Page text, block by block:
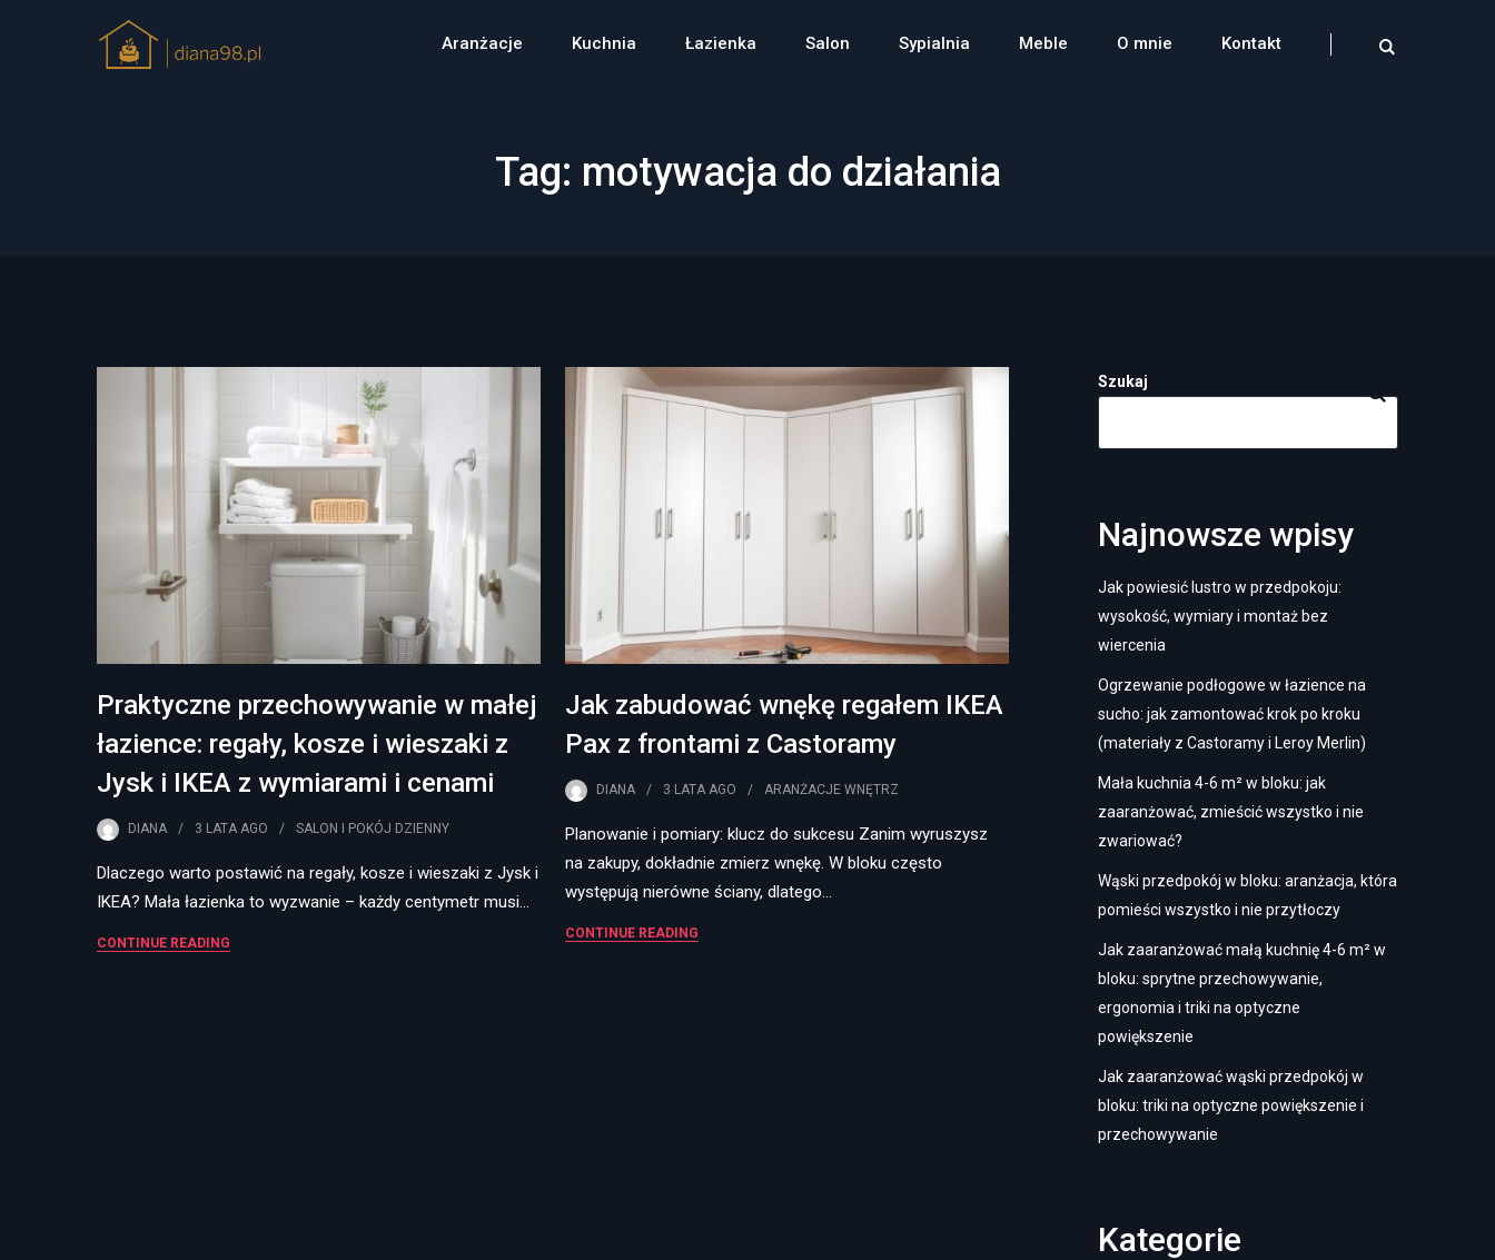
Aranżacje Kuchnia Łazienka Salon Sypialnia Meble O mnie Kontakt
Tag: motywacja do działania
Praktyczne przechowywanie w małej
łazience: regały, kosze i wieszaki z
Jysk i IKEA z wymiarami i cenami
DIANA 3 LATA AGO SALON I POKÓJ DZIENNY
Dlaczego warto postawić na regały, kosze i wieszaki z Jysk i
IKEA? Mała łazienka to wyzwanie – każdy centymetr musi…
CONTINUE READING
Jak zabudować wnękę regałem IKEA
Pax z frontami z Castoramy
DIANA 3 LATAAGO ARANŻACJE WNĘTRZ
Planowanie i pomiary: klucz do sukcesu Zanim wyruszysz
na zakupy, dokładnie zmierz wnękę. W bloku często
występują nierówne ściany, dlatego…
CONTINUE READING
Szukaj
Najnowsze wpisy
Jak powiesić lustro w przedpokoju:
wysokość, wymiary i montaż bez
wiercenia
Ogrzewanie podłogowe w łazience na
sucho: jak zamontować krok po kroku
(materiały z Castoramy i Leroy Merlin)
Mała kuchnia 4-6 m² w bloku: jak
zaaranżować, zmieścić wszystko i nie
zwariować?
Wąski przedpokój w bloku: aranżacja, która
pomieści wszystko i nie przytłoczy
Jak zaaranżować małą kuchnię 4-6 m² w
bloku: sprytne przechowywanie,
ergonomia i triki na optyczne
powiększenie
Jak zaaranżować wąski przedpokój w
bloku: triki na optyczne powiększenie i
przechowywanie
Kategorie